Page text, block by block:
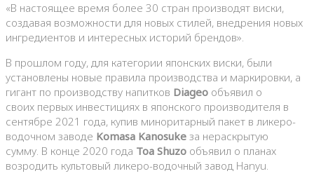
«В настоящее время более 30 стран производят виски,
создавая возможности для новых стилей, внедрения новых
ингредиентов и интересных историй брендов».
В прошлом году, для категории японских виски, были
установлены новые правила производства и маркировки, а
гигант по производству напитков Diageo объявил о
своих первых инвестициях в японского производителя в
сентябре 2021 года, купив миноритарный пакет в ликеро-
водочном заводе Komasa Kanosuke за нераскрытую
сумму. В конце 2020 года Toa Shuzo объявил о планах
возродить культовый ликеро-водочный завод Hanyu.